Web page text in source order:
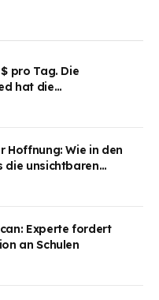
pro Tag. Die
hat die
Marktes erregt.
Hoffnung: Wie in den
die unsichtbaren
Experte fordert
an Schulen